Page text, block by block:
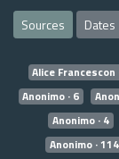
Sources Dates
Alice Francescon
Anonimo · 6
Anonimo · 4
Anonimo · 114